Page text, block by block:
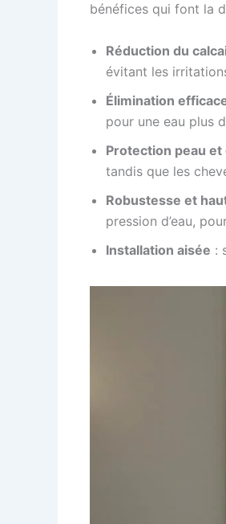
bénéfices qui font la
Réduction du
évitant les
Élimination
pour une eau plus
Protection peau et
tandis que les
Robustesse et
pression d’eau,
Installation aisée :